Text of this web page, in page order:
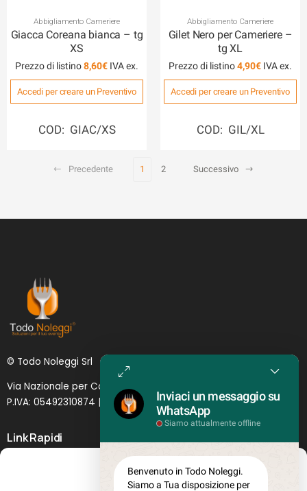
Gestisci Consenso
Abbigliamento Cameriere
Giacca Coreana bianca – tg
XS
Prezzo di listino8,60€
Accedi per creare un Preventivo
COD: GIAC/XS
Abbigliamento Cameriere
Gilet Nero per Cameriere –
tg XL
Prezzo di listino4,90€
Accedi per creare un Preventivo
COD: GIL/XL
Precedente 1 2 Successivo
© Todo Noleggi Srl
Via Nazionale per Catania, 6 | 95024 - Acireale (CT)
P.IVA: 05492310874 | SDI: MJ1 O YNU (Lettera )
Link Rapidi
Inviaci un messaggio su
WhatsApp
Siamo attualmente offline
Benvenuto in Todo Noleggi.
Siamo a Tua disposizione per